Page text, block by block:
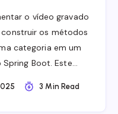
o vídeo gravado
os métodos
categoria em um
Boot. Este…
3 Min Read